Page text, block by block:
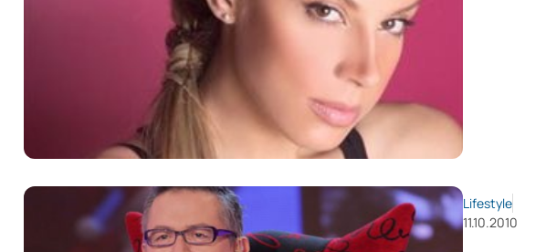
Lifestyle
11.10.2010